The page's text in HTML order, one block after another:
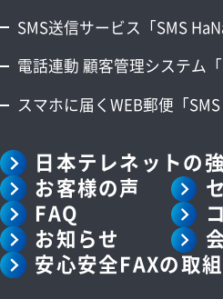
SMS送信サービス「SMS
電話連動 顧客管理システム「
スマホに届くWEB郵便「SMS
日本テレネットの
お客様の声
FAQ
お知らせ
安心安全FAXの取